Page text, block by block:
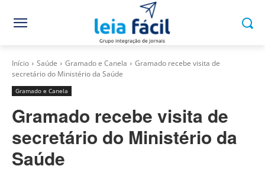
Início Saúde Gramado e Canela
Gramado recebe visita de
secretário do Ministério da Saúde
Gramado e Canela
Gramado recebe visita de
secretário do Ministério da
Saúde